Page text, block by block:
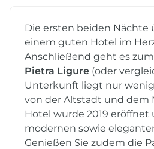
Die ersten beiden Nächte
einem guten Hotel im
Anschließend geht es zum
Pietra Ligure (oder
Unterkunft liegt nur
von der Altstadt und dem
Hotel wurde 2019
modernen sowie
Genießen Sie zudem die